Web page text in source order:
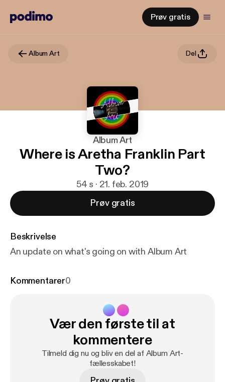
Prøv gratis
Album Art Del
Album Art
Where is Aretha Franklin Part
Two?
54 s · 21. feb. 2019
Prøv gratis
Beskrivelse
An update on what's going on with Album Art
Kommentarer0
Vær den første til at
kommentere
Tilmeld dig nu og bliv en del af Album Art-
fællesskabet!